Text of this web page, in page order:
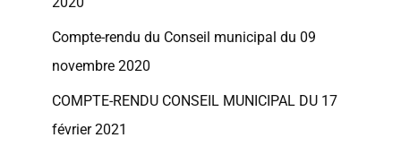
Compte-rendu du Conseil municipal du 09
novembre 2020
COMPTE-RENDU CONSEIL MUNICIPAL DU 17
février 2021